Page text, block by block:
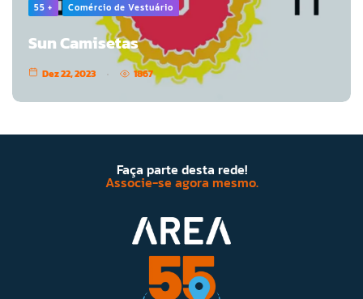
55 + Comércio de Vestuário
Sun Camisetas
Dez 22, 2023 1867
Faça parte desta rede!
Associe-se agora mesmo.